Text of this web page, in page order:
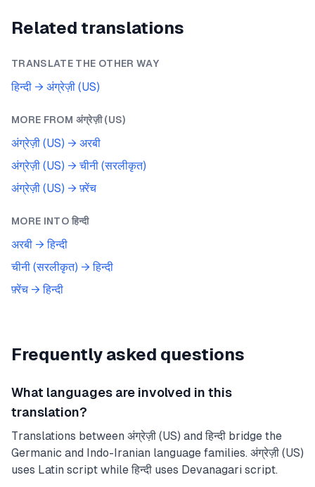
Related translations
TRANSLATE THE OTHER WAY
हिन्दी → अंग्रेज़ी (US)
MORE FROM अंग्रेज़ी (US)
अंग्रेज़ी (US) → अरबी
अंग्रेज़ी (US) →चीनी (सरलीकृत)
अंग्रेज़ी (US) →फ़्रेंच
MORE INTO हिन्दी
अरबी →हिन्दी
चीनी (सरलीकृत) →हिन्दी
फ़्रेंच →हिन्दी
Frequently asked questions
What languages are involved in this
translation?
Translations between अंग्रेज़ी (US) and हिन्दी bridge the
Germanic and Indo-Iranian language families. अंग्रेज़ी (US)
uses Latin script while हिन्दी uses Devanagari script.